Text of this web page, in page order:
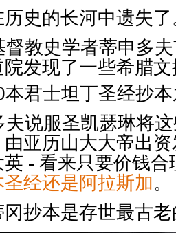
史的长河中遗失了
督教史学者蒂申多夫
发现了一些希腊
君士坦丁圣经抄
夫说服圣凯瑟琳将
亚历山大大帝出
- 看来只要价钱合
经还是阿拉斯加。
抄本是存世最古